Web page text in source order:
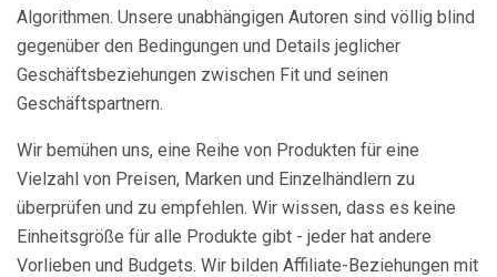
Algorithmen. Unsere unabhängigen Autoren sind völlig blind
gegenüber den Bedingungen und Details jeglicher
Geschäftsbeziehungen zwischen Fit und seinen
Geschäftspartnern.
Wir bemühen uns, eine Reihe von Produkten für eine
Vielzahl von Preisen, Marken und Einzelhändlern zu
überprüfen und zu empfehlen. Wir wissen, dass es keine
Einheitsgröße für alle Produkte gibt - jeder hat andere
Vorlieben und Budgets. Wir bilden Affiliate-Beziehungen mit